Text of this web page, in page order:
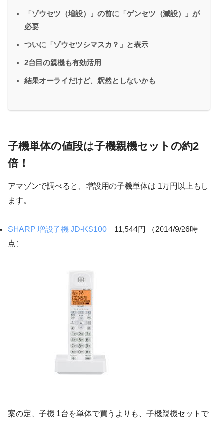
「ゾウセツ（増設）」の前に「ゲンセツ（減設）」が
必要
ついに「ゾウセツシマスカ？」と表示
2台目の親機も有効活用
結果オーライだけど、釈然としないかも
子機単体の値段は子機親機セットの約2
倍！
アマゾンで調べると、増設用の子機単体は 1万円以上もし
ます。
SHARP 増設子機 JD-KS100 11,544円 （2014/9/26時
点）
案の定、子機 1台を単体で買うよりも、子機親機セットで